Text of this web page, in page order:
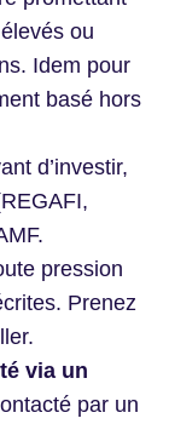
ou
Idem pour
basé hors
d’investir,
pression
Prenez
via un
par un